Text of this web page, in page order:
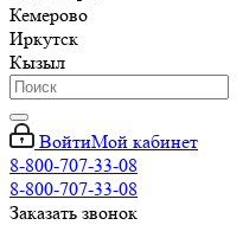
Кемерово
Иркутск
Кызыл
ВойтиМой кабинет
8-800-707-33-08
8-800-707-33-08
Заказать звонок